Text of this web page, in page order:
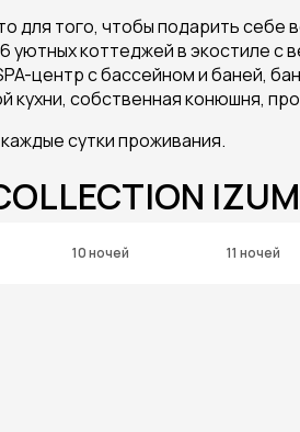
для того, чтобы подарить
уютных коттеджей в экостиле
центр с бассейном и баней,
собственная конюшня,
сутки проживания.
10 ночей 11 ночей